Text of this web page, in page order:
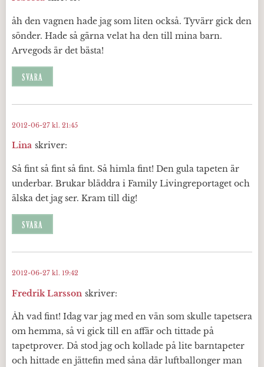
åh den vagnen hade jag som liten också. Tyvärr gick den
sönder. Hade så gärna velat ha den till mina barn.
Arvegods är det bästa!
SVARA
Lina skriver:
2012-06-27 kl. 21:45
Så fint så fint så fint. Så himla fint! Den gula tapeten är
underbar. Brukar bläddra i Family Livingreportaget och
älska det jag ser. Kram till dig!
SVARA
Fredrik Larsson skriver:
2012-06-27 kl. 19:42
Åh vad fint! Idag var jag med en vän som skulle tapetsera
om hemma, så vi gick till en affär och tittade på
tapetprover. Då stod jag och kollade på lite barntapeter
och hittade en jättefin med såna där luftballonger man